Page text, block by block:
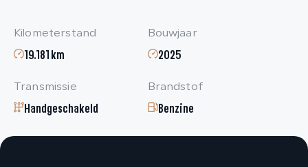
Kilometerstand
19.181 km
Bouwjaar
2025
Transmissie
Handgeschakeld
Brandstof
Benzine